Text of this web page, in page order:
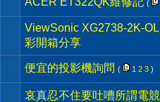
(
ViewSonic XG2738-2K-
彩開箱分享
便宜的投影機詢問 ( 1 2 3 )
哀真忍不住要吐嘈所謂電